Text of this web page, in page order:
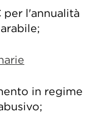
per l'annualità
in regime